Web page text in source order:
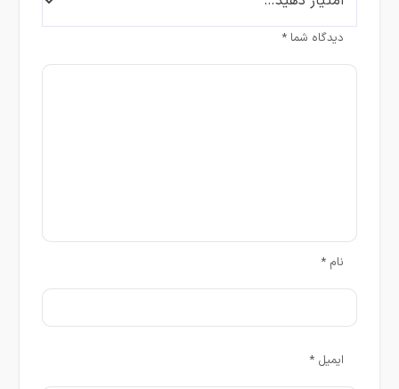
دیدگاه شما*
نام*
ایمیل*